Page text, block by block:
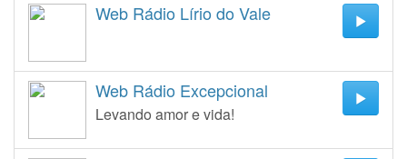
Web Rádio Lírio do Vale
Web Rádio Excepcional
Levando amor e vida!